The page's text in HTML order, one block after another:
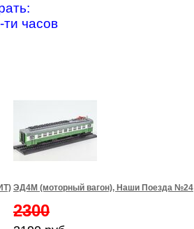
часов
ЭД4М (моторный вагон), Наши Поезда №24
2300